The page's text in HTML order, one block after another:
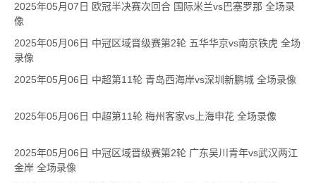
2025年05月07日 欧冠半决赛次回合 国际米兰vs巴塞罗那 全场录
像
2025年05月06日 中冠区域晋级赛第2轮 五华华京vs南京铁虎 全场
录像
2025年05月06日 中超第11轮 青岛西海岸vs深圳新鹏城 全场录像
2025年05月06日 中超第11轮 梅州客家vs上海申花 全场录像
2025年05月06日 中冠区域晋级赛第2轮 广东吴川青年vs武汉两江
金岸 全场录像